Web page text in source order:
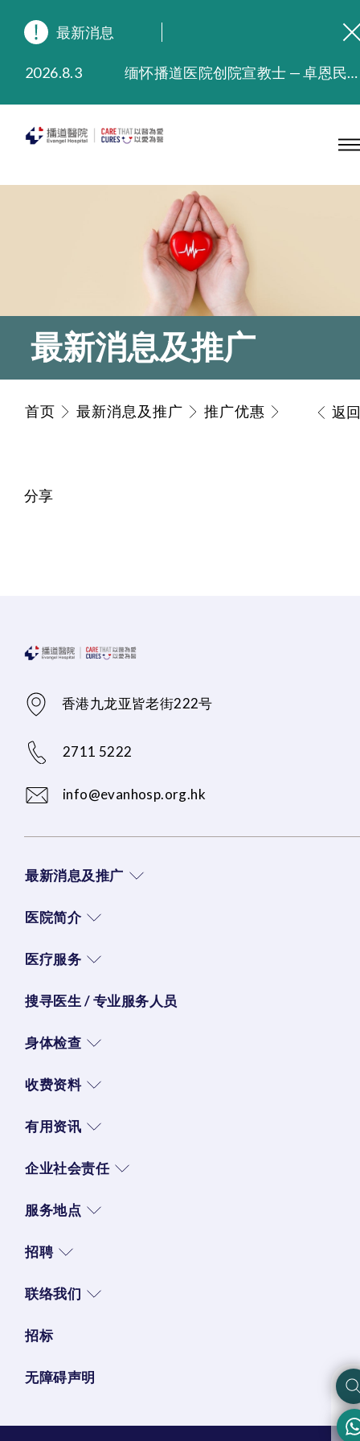
最新消息
2026.8.3
缅怀播道医院创院宣教士 — 卓恩民医生香港追思会
2025.9.23
本院在暴雨或台风警告信号 (包括黑色暴雨及8号或以上热带气旋警告信号) 下，仍会维持有限度服务。如有查询，可致电2711 5222。
2025.7.21
播道医院手机App已推出查阅病歷记录及求诊资料功能，请即下载
最新消息及推广
首页 最新消息及推广 推广优惠 返回
分享
香港九龙亚皆老街222号
2711 5222
info@evanhosp.org.hk
最新消息及推广
医院简介
医疗服务
搜寻医生 / 专业服务人员
身体检查
收费资料
有用资讯
企业社会责任
服务地点
招聘
联络我们
招标
无障碍声明